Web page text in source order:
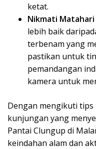
ketat.
Nikmati
lebih baik
terbenam yang
pastikan untuk
pemandangan
kamera untuk
Dengan mengikuti tips
kunjungan yang
Pantai Clungup di
keindahan alam dan